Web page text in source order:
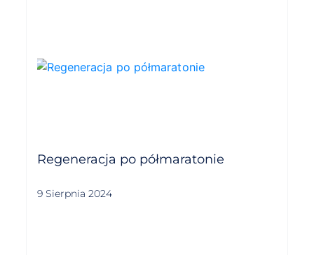
Regeneracja po półmaratonie
9 Sierpnia 2024